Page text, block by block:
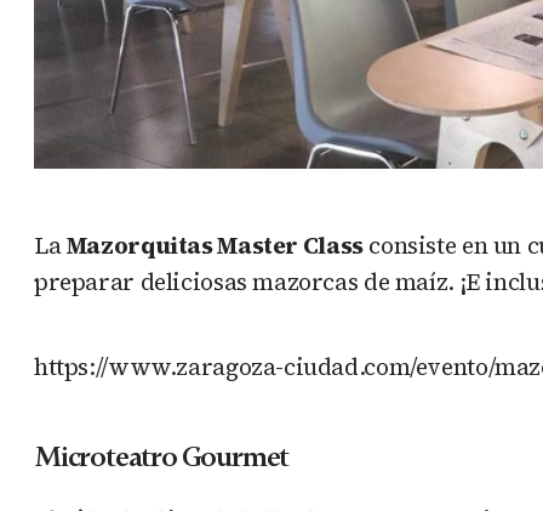
LaMazorquitas Master Classconsiste en un
preparar deliciosas mazorcas de maíz. ¡E
https://www.zaragoza-ciudad.com/evento/
Microteatro Gourmet